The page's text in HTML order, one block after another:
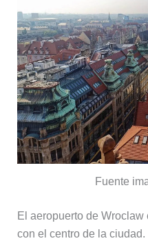
Fuente
El aeropuerto de
con el centro de la